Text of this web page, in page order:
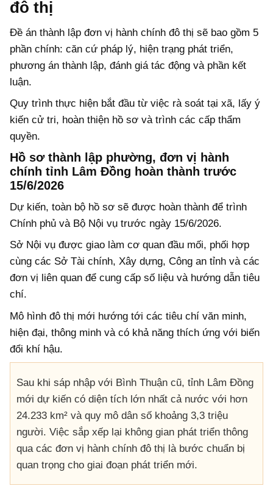
đô thị
Đề án thành lập đơn vị hành chính đô thị sẽ bao gồm 5
phần chính: căn cứ pháp lý, hiện trạng phát triển,
phương án thành lập, đánh giá tác động và phần kết
luận.
Quy trình thực hiện bắt đầu từ việc rà soát tại xã, lấy ý
kiến cử tri, hoàn thiện hồ sơ và trình các cấp thẩm
quyền.
Hồ sơ thành lập phường, đơn vị hành
chính tỉnh Lâm Đồng hoàn thành trước
15/6/2026
Dự kiến, toàn bộ hồ sơ sẽ được hoàn thành để trình
Chính phủ và Bộ Nội vụ trước ngày 15/6/2026.
Sở Nội vụ được giao làm cơ quan đầu mối, phối hợp
cùng các Sở Tài chính, Xây dựng, Công an tỉnh và các
đơn vị liên quan để cung cấp số liệu và hướng dẫn tiêu
chí.
Mô hình đô thị mới hướng tới các tiêu chí văn minh,
hiện đại, thông minh và có khả năng thích ứng với biến
đổi khí hậu.
Sau khi sáp nhập với Bình Thuận cũ, tỉnh Lâm Đồng
mới dự kiến có diện tích lớn nhất cả nước với hơn
24.233 km² và quy mô dân số khoảng 3,3 triệu
người. Việc sắp xếp lại không gian phát triển thông
qua các đơn vị hành chính đô thị là bước chuẩn bị
quan trọng cho giai đoạn phát triển mới.